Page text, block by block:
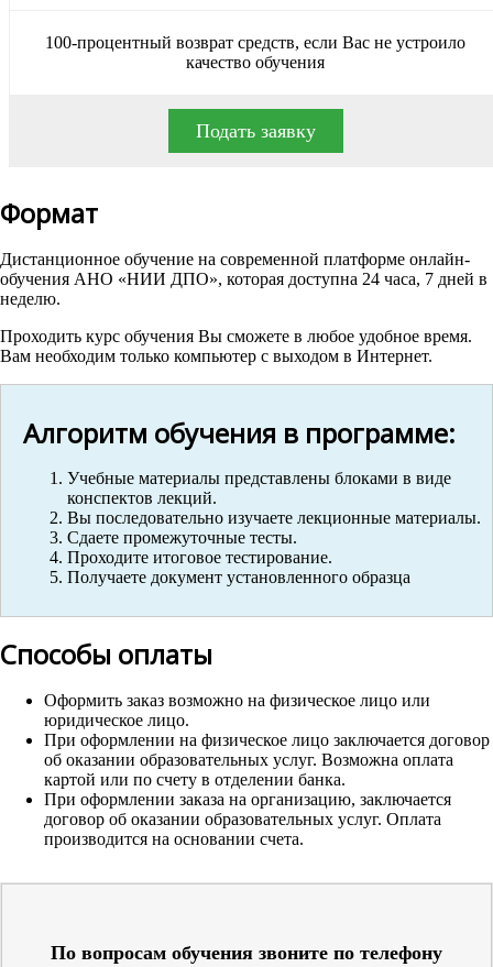
100-процентный возврат средств, если Вас не устроило
качество обучения
Подать заявку
Формат
Дистанционное обучение на современной платформе онлайн-
обучения АНО «НИИ ДПО», которая доступна 24 часа, 7 дней в
неделю.
Проходить курс обучения Вы сможете в любое удобное время.
Вам необходим только компьютер с выходом в Интернет.
Алгоритм обучения в программе:
Учебные материалы представлены блоками в виде
конспектов лекций.
Вы последовательно изучаете лекционные материалы.
Сдаете промежуточные тесты.
Проходите итоговое тестирование.
Получаете документ установленного образца
Способы оплаты
Оформить заказ возможно на физическое лицо или
юридическое лицо.
При оформлении на физическое лицо заключается договор
об оказании образовательных услуг. Возможна оплата
картой или по счету в отделении банка.
При оформлении заказа на организацию, заключается
договор об оказании образовательных услуг. Оплата
производится на основании счета.
По вопросам обучения звоните по телефону